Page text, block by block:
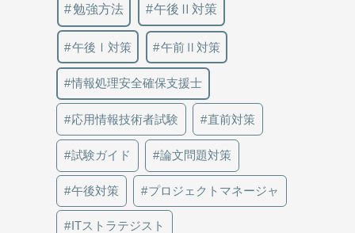
勉強方法 午後Ⅱ対策
午後Ⅰ対策 午前Ⅱ対策
情報処理安全確保支援士
応用情報技術者試験 直前対策
試験ガイド 論文問題対策
午後対策 プロジェクトマネージャ
ITストラテジスト